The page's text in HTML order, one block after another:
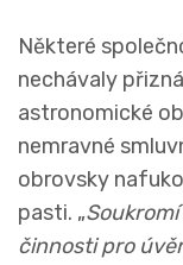
Některé
nechávaly
astronomické
nemravné
obrovsky
pasti. „
činnosti pro